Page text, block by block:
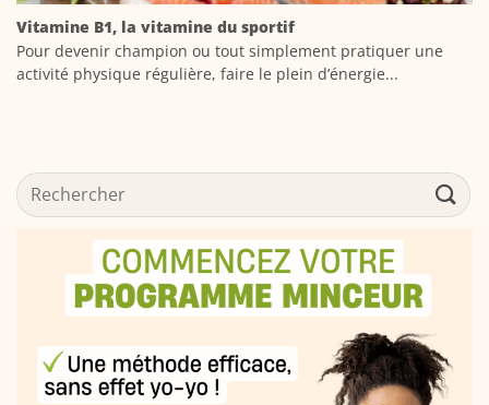
Vitamine B1, la vitamine du sportif
Pour devenir champion ou tout simplement pratiquer une
activité physique régulière, faire le plein d’énergie...